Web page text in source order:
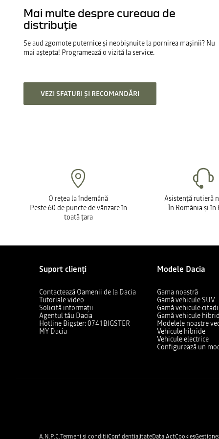
Mai multe despre cureaua de
distribuție
Se aud zgomote puternice și neobișnuite la pornirea mașinii? Nu
mai aștepta! Programează o vizită la service.
VEZI SFATURI ȘI RECOMANDĂRI
O rețea la îndemână
Peste 60 de puncte de vânzare în
toată țara
Asistență rutieră
În România și în
Suport clienți
Contactează Oamenii de la Dacia
Tutoriale video
Solicită informații
Agentul tău Dacia
Hotline Bigster: 0741BIGSTER
MY Dacia
Modele Dacia
Gama noastră
Gamă vehicule SUV
Gamă vehicule
Gamă vehicule
Modelele noastre
Vehicule hibride
Vehicule electrice
Configurează un
A.N.P.C.Termeni și condițiiConfidențialitateData ActCookies